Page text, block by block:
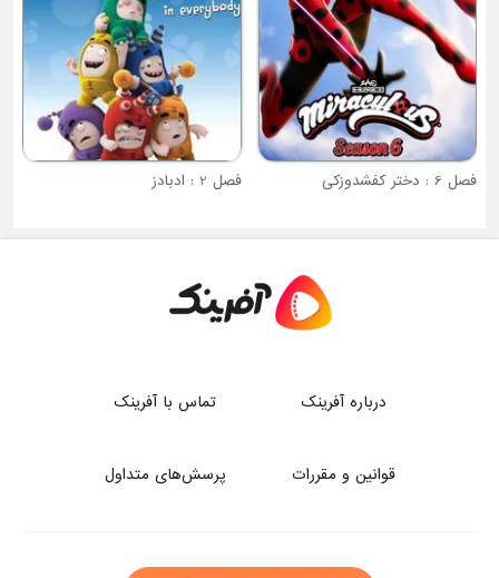
فصل 6 : دختر کفشدوزکی فصل 2 : ادبادز
درباره آفرینک تماس با آفرینک
قوانین و مقررات پرسش‌های متداول